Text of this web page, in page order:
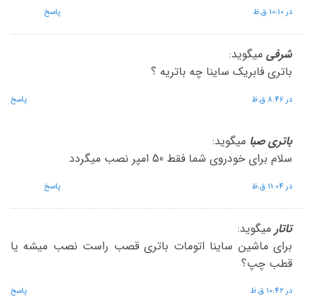
در 10:10 ق.ظ پاسخ
شرفی میگوید:
باتری فابریک ساینا چه باتریه ؟
در 8:46 ق.ظ پاسخ
باتری صبا میگوید:
سلام برای خودروی شما فقط 50 امپر نصب میگردد
در 11:04 ق.ظ پاسخ
تاتار میگوید:
برای ماشین ساینا اتومات باتری قصب راست نصب میشه یا
قطب چپ؟
در 10:42 ق.ظ پاسخ